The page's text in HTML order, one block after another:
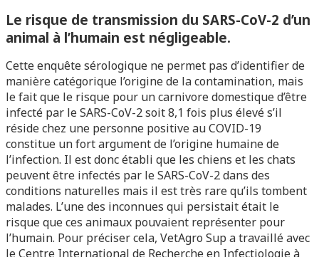
Le risque de transmission du SARS-CoV-2 d’un
animal à l’humain est négligeable.
Cette enquête sérologique ne permet pas d’identifier de
manière catégorique l’origine de la contamination, mais
le fait que le risque pour un carnivore domestique d’être
infecté par le SARS-CoV-2 soit 8,1 fois plus élevé s’il
réside chez une personne positive au COVID-19
constitue un fort argument de l’origine humaine de
l’infection. Il est donc établi que les chiens et les chats
peuvent être infectés par le SARS-CoV-2 dans des
conditions naturelles mais il est très rare qu’ils tombent
malades. L’une des inconnues qui persistait était le
risque que ces animaux pouvaient représenter pour
l’humain. Pour préciser cela, VetAgro Sup a travaillé avec
le Centre International de Recherche en Infectiologie à